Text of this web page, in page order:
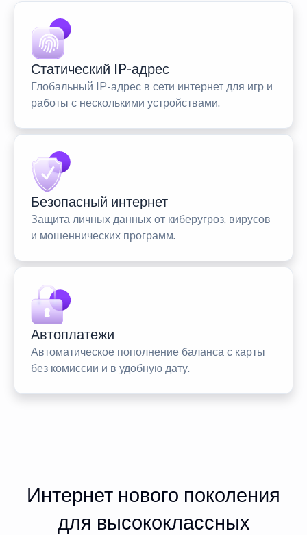
Статический IP-адрес
Глобальный IP-адрес в сети интернет для игр и
работы с несколькими устройствами.
Безопасный интернет
Защита личных данных от киберугроз, вирусов
и мошеннических программ.
Автоплатежи
Автоматическое пополнение баланса с карты
без комиссии и в удобную дату.
Интернет нового поколения
для высококлассных